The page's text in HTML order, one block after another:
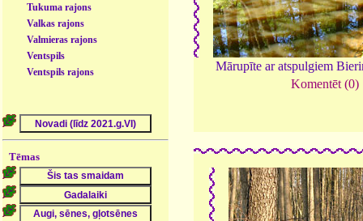
Tukuma rajons
Valkas rajons
Valmieras rajons
Ventspils
Ventspils rajons
Tēmas
Mārupīte ar atspulgiem
Komentēt (0)